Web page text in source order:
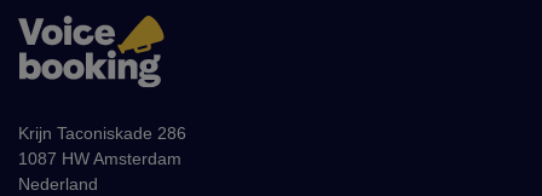
Krijn Taconiskade 286
1087 HW Amsterdam
Nederland